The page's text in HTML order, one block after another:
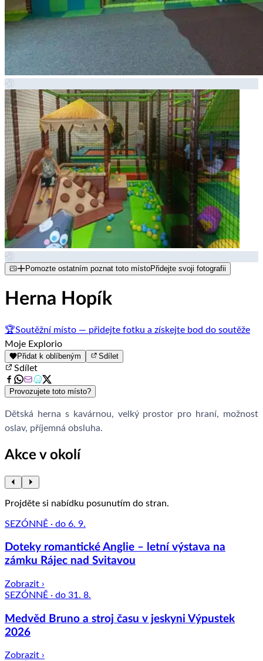
Pomozte ostatním poznat toto místoPřidejte svoji fotografii
Herna Hopík
🏆Soutěžní místo — přidejte fotku a získejte bod do soutěže
Moje Explorio
Přidat k oblíbeným Sdílet
Sdílet
Provozujete toto místo?
Dětská herna s kavárnou, velký prostor pro hraní, možnost
oslav, příjemná obsluha.
Akce v okolí
Projděte si nabídku posunutím do stran.
SEZÓNNĚ · do 6. 9.
Doteky romantické Anglie – letní výstava na
zámku Rájec nad Svitavou
Zobrazit ›
SEZÓNNĚ · do 31. 8.
Medvěd Bruno a stroj času v jeskyni Výpustek
2026
Zobrazit ›